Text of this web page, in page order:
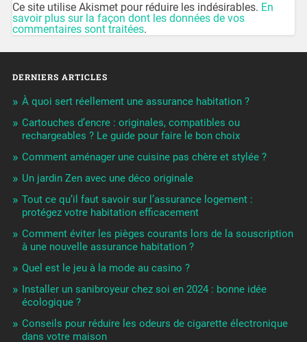
Ce site utilise Akismet pour réduire les indésirables. En
savoir plus sur la façon dont les données de vos
commentaires sont traitées.
DERNIERS ARTICLES
À quoi sert réellement une assurance habitation ?
Cartouches d’encre : originales, compatibles ou
rechargeables ? Le guide pour faire le bon choix
Comment aménager une cuisine pas chère et stylée ?
Un jardin Zen avec une déco originale
Tout ce qu’il faut savoir sur l’assurance logement :
protégez votre habitation efficacement
Comment éviter les pièges courants lors de la souscription
à une nouvelle assurance habitation ?
Quel est le jeu à la mode au casino ?
Installer un sanibroyeur chez soi en 2024 : bonne idée
écologique ?
Conseils pour réduire les odeurs de cigarette électronique
dans votre maison